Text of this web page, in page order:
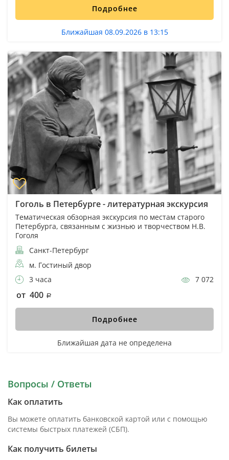
Подробнее
Ближайшая 08.09.2026 в 13:15
Гоголь в Петербурге - литературная экскурсия
Тематическая обзорная экскурсия по местам старого
Петербурга, связанным с жизнью и творчеством Н.В.
Гоголя
Санкт-Петербург
м. Гостиный двор
3 часа
7 072
от 400
Подробнее
Ближайшая дата не определена
Вопросы / Ответы
Как оплатить
Вы можете оплатить банковской картой или с помощью
системы быстрых платежей (СБП).
Как получить билеты